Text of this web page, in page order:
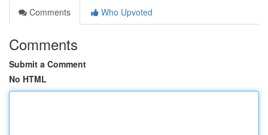
Comments
Who Upvoted
Comments
Submit a Comment
No HTML